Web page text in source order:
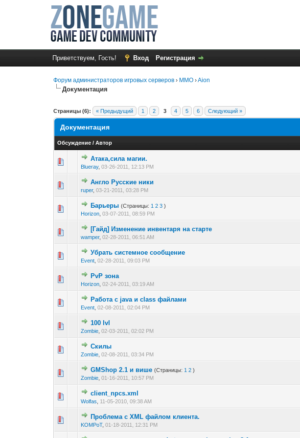
Приветствуем, Гость! Вход Регистрация
Форум администраторов игровых серверов › MMO ›Aion
Документация
Страницы (6): « Предыдущий 1 2 3 4 5 6 Следующий »
Документация
Обсуждение /Автор
Атака,сила магии.
Blueray,03-26-2011, 12:13 PM
Англо Русские ники
ruper,03-21-2011, 03:28 PM
Барьеры (Страницы: 1 2 3 )
Horizon ,03-07-2011, 08:59 PM
0 голос(ов) - 0 из 5 в среднем
[Гайд] Изменение инвентаря на старте
wamper,02-28-2011, 06:51 AM
0 голос(ов) - 0 из 5 в среднем
1
Убрать системное сообщение
Event ,02-28-2011, 09:03 PM
0 голос(ов) - 0 из 5 в среднем
PvP зона
Horizon ,02-24-2011, 03:19 AM
Работа с java и class файлами
Event ,02-08-2011, 02:04 PM
0 голос(ов) - 0 из 5 в среднем
100 lvl
Zombie ,02-03-2011, 02:02 PM
Скилы
Zombie ,02-08-2011, 03:34 PM
GMShop 2.1 и више (Страницы: 1 2 )
Zombie ,01-16-2011, 10:57 PM
0 голос(ов) - 0 из 5 в среднем
client_npcs.xml
Wolfas 11-05-2010, 09:38 AM
Проблема с XML файлом клиента.
KOMPoT,01-18-2011, 12:31 PM
0 голос(ов) - 0 из 5 в среднем